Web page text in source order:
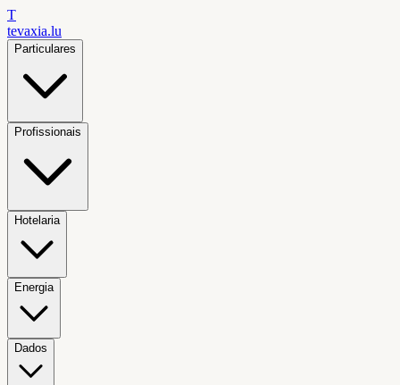
T
tevaxia.lu
Particulares
Profissionais
Hotelaria
Energia
Dados